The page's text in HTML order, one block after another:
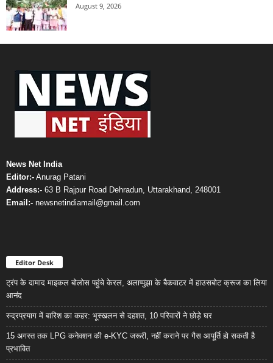
August 9, 2026
News Net India
Editor:- Anurag Patani
Address:- 63 B Rajpur Road Dehradun, Uttarakhand, 248001
Email:- newsnetindiamail@gmail.com
Editor Desk
ट्रंप के दामाद माइकल बोलोस पहुंचे केरल, अलाप्पुझा के बैकवाटर में हाउसबोट क्रूज का लिया
आनंद
रुद्रप्रयाग में बारिश का कहर: भूस्खलन से दहशत, 10 परिवारों ने छोड़े घर
15 अगस्त तक LPG कनेक्शन की e-KYC जरूरी, नहीं कराने पर गैस आपूर्ति हो सकती है
प्रभावित